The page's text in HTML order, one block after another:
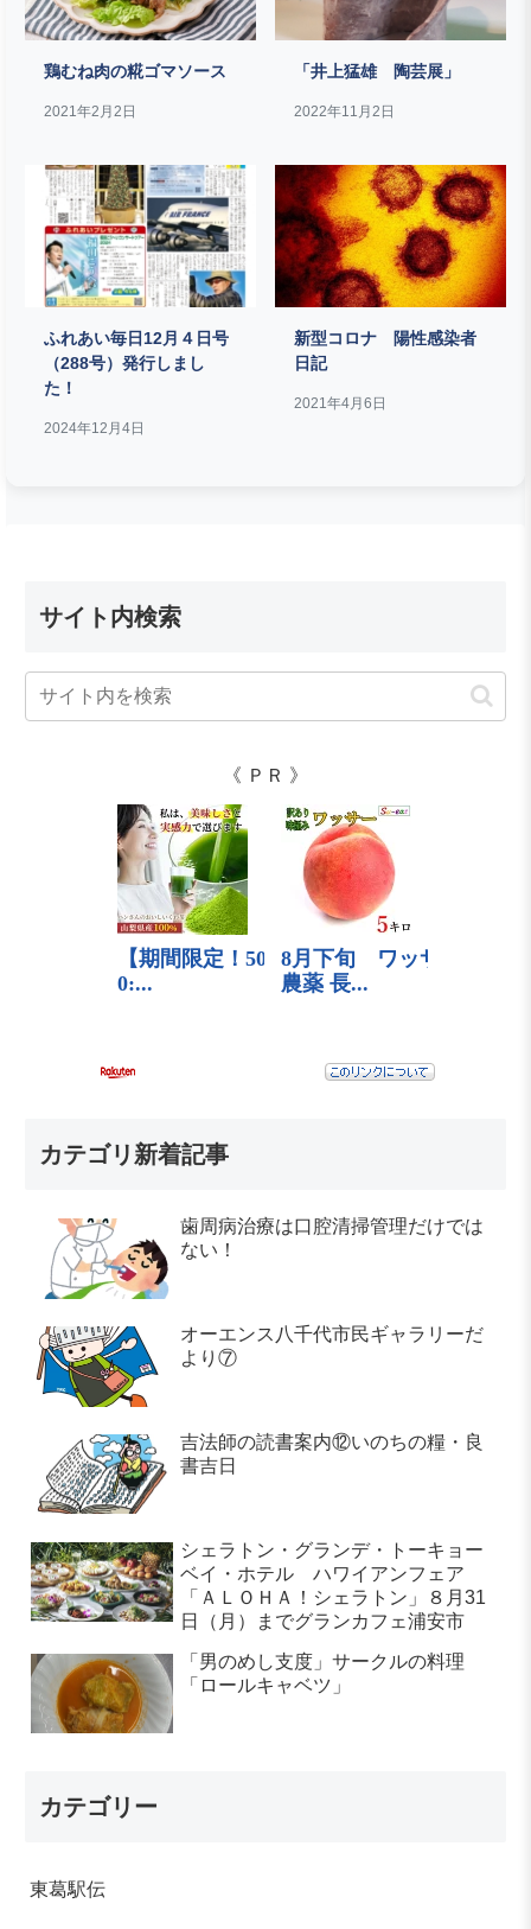
鶏むね肉の糀ゴマソース
2021年2月2日
「井上猛雄 陶芸展」
2022年11月2日
ふれあい毎日12月４日号
（288号）発行しまし
た！
2024年12月4日
新型コロナ 陽性感染者
日記
2021年4月6日
サイト内検索
《 ＰＲ 》
カテゴリ新着記事
歯周病治療は口腔清掃管理だけでは
ない！
オーエンス八千代市民ギャラリーだ
より⑦
吉法師の読書案内⑫いのちの糧・良
書吉日
シェラトン・グランデ・トーキョー
ベイ・ホテル ハワイアンフェア
「ＡＬＯＨＡ！シェラトン」８月31
日（月）までグランカフェ浦安市
「男のめし支度」サークルの料理
「ロールキャベツ」
カテゴリー
東葛駅伝